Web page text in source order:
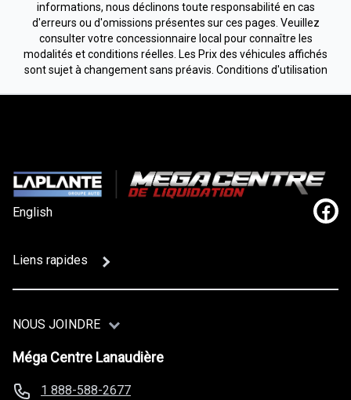
informations, nous déclinons toute responsabilité en cas
d'erreurs ou d'omissions présentes sur ces pages. Veuillez
consulter votre concessionnaire local pour connaître les
modalités et conditions réelles. Les Prix des véhicules affichés
sont sujet à changement sans préavis. Conditions d'utilisation
English
Liens rapides
NOUS JOINDRE
Méga Centre Lanaudière
1 888-588-2677